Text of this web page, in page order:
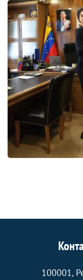
100001,